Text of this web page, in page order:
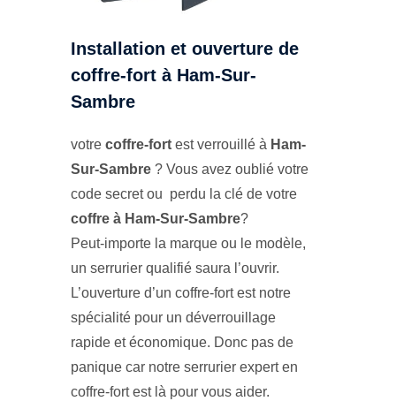
Installation et ouverture de
coffre-fort à Ham-Sur-
Sambre
votre coffre-fort est verrouillé à Ham-
Sur-Sambre ? Vous avez oublié votre
code secret ou perdu la clé de votre
coffre à Ham-Sur-Sambre?
Peut-importe la marque ou le modèle,
un serrurier qualifié saura l’ouvrir.
L’ouverture d’un coffre-fort est notre
spécialité pour un déverrouillage
rapide et économique. Donc pas de
panique car notre serrurier expert en
coffre-fort est là pour vous aider.